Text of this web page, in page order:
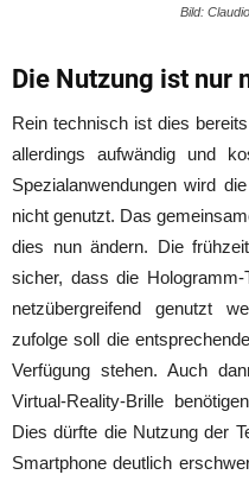
Bild:
Die Nutzung ist nur
Rein technisch ist dies
allerdings aufwändig und
Spezialanwendungen wird
nicht genutzt. Das
dies nun ändern. Die
sicher, dass die
netzübergreifend genutzt
zufolge soll die
Verfügung stehen. Auch
Virtual-Reality-Brille
Dies dürfte die Nutzung der
Smartphone deutlich